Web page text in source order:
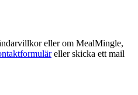
eller om MealMingle,
eller skicka ett mail